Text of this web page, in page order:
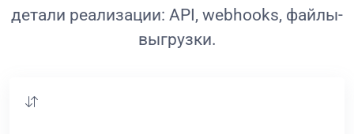
детали реализации: API, webhooks, файлы-
выгрузки.